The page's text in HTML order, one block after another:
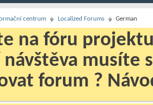
centrum Localized Forums German
na fóru projektu
návštěva musíte
forum ?